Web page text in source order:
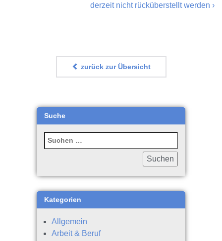
derzeit nicht rücküberstellt werden ›
zurück zur Übersicht
Suche
Kategorien
Allgemein
Arbeit & Beruf